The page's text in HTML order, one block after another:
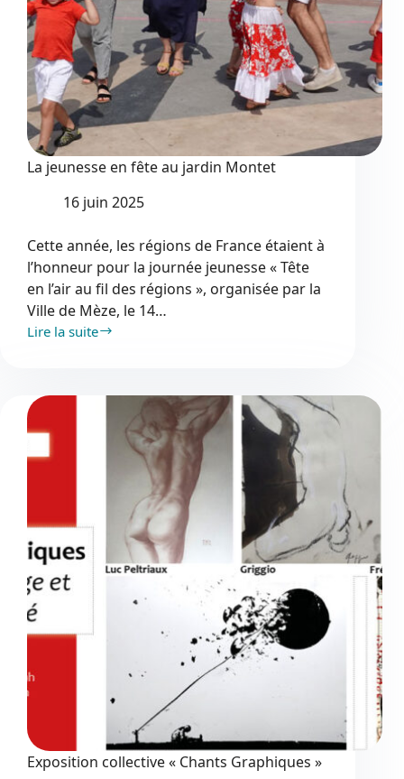
La jeunesse en fête au jardin Montet
16 juin 2025
Cette année, les régions de France étaient à
l’honneur pour la journée jeunesse « Tête
en l’air au fil des régions », organisée par la
Ville de Mèze, le 14…
Lire la suite
La
fête
au
jardin
Montet
Exposition collective « Chants Graphiques »